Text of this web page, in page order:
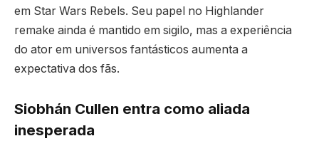
em Star Wars Rebels. Seu papel no Highlander
remake ainda é mantido em sigilo, mas a experiência
do ator em universos fantásticos aumenta a
expectativa dos fãs.
Siobhán Cullen entra como aliada
inesperada